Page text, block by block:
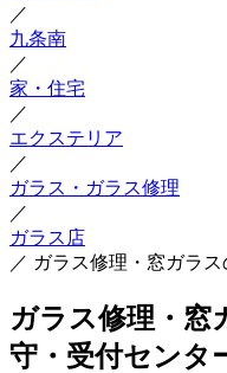
／
九条南
／
家・住宅
／
エクステリア
／
ガラス・ガラス修理
／
ガラス店
／ ガラス修理・窓ガラ
ガラス修理・窓
守・受付センタ